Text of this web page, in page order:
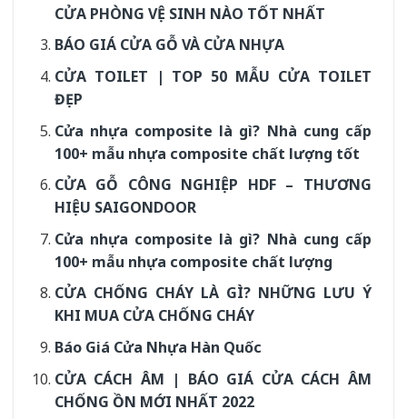
CỬA PHÒNG VỆ SINH NÀO TỐT NHẤT
BÁO GIÁ CỬA GỖ VÀ CỬA NHỰA
CỬA TOILET | TOP 50 MẪU CỬA TOILET
ĐẸP
Cửa nhựa composite là gì? Nhà cung cấp
100+ mẫu nhựa composite chất lượng tốt
CỬA GỖ CÔNG NGHIỆP HDF – THƯƠNG
HIỆU SAIGONDOOR
Cửa nhựa composite là gì? Nhà cung cấp
100+ mẫu nhựa composite chất lượng
CỬA CHỐNG CHÁY LÀ GÌ? NHỮNG LƯU Ý
KHI MUA CỬA CHỐNG CHÁY
Báo Giá Cửa Nhựa Hàn Quốc
CỬA CÁCH ÂM | BÁO GIÁ CỬA CÁCH ÂM
CHỐNG ỒN MỚI NHẤT 2022